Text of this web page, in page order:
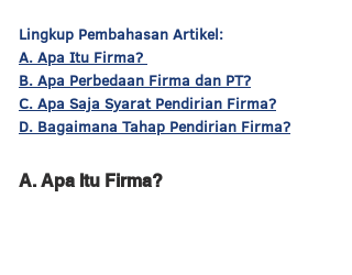
Lingkup Pembahasan Artikel:
A. Apa Itu Firma?
B. Apa Perbedaan Firma dan PT?
C. Apa Saja Syarat Pendirian Firma?
D. Bagaimana Tahap Pendirian Firma?
A. Apa Itu Firma?